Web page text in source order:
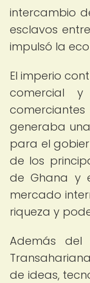
intercambio
esclavos
impulsó la
El imperio
comercial
generaba
para el
de los
de Ghana y
mercado
riqueza y
Además del
de ideas,